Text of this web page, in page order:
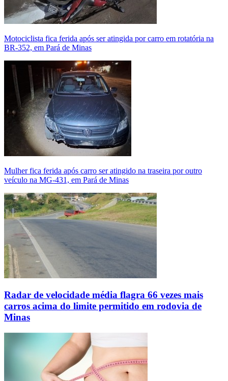
Motociclista fica ferida após ser atingida por carro em rotatória na
BR-352, em Pará de Minas
Mulher fica ferida após carro ser atingido na traseira por outro
veículo na MG-431, em Pará de Minas
Radar de velocidade média flagra 66 vezes mais
carros acima do limite permitido em rodovia de
Minas